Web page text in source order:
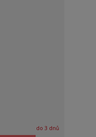
do 3 dnů